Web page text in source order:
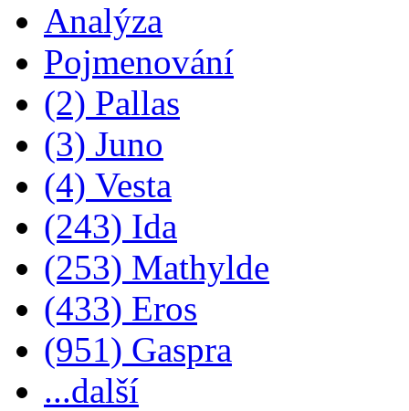
Analýza
Pojmenování
(2) Pallas
(3) Juno
(4) Vesta
(243) Ida
(253) Mathylde
(433) Eros
(951) Gaspra
...další